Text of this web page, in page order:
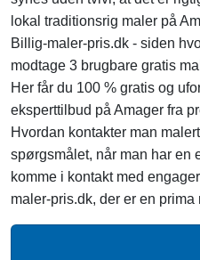
lokal traditionsrig maler på
Billig-maler-pris.dk - siden
modtage 3 brugbare gratis
Her får du 100 % gratis og
eksperttilbud på Amager fra
Hvordan kontakter man
spørgsmålet, når man har en
komme i kontakt med
maler-pris.dk, der er en prima